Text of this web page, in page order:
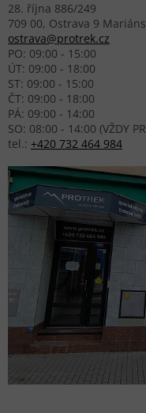
28. října 886/249
709 00, Ostrava 9
ostrava@protrek.cz
PO: 09:00 - 15:00
ÚT: 09:00 - 18:00
ST: 09:00 - 15:00
ČT: 09:00 - 18:00
PÁ: 09:00 - 14:00
SO: 08:00 - 14:00 (VŽDY
tel.: +420 732 464 984